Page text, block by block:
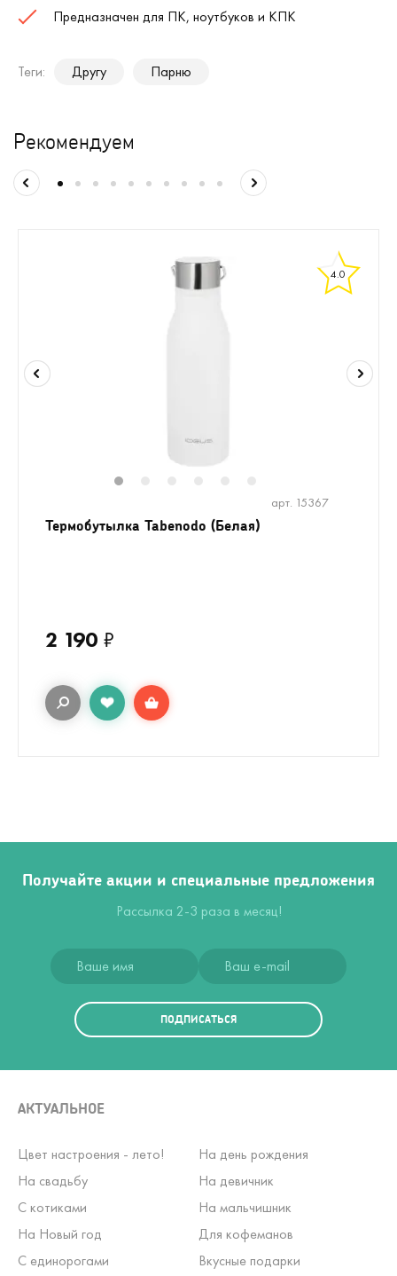
Предназначен для ПК, ноутбуков и КПК
Теги: Другу Парню
Рекомендуем
4.0
арт. 15367
Термобутылка Tabenodo (Белая)
2 190 ₽
Получайте акции и специальные предложения
Рассылка 2-3 раза в месяц!
ПОДПИСАТЬСЯ
АКТУАЛЬНОЕ
Цвет настроения - лето!
На день рождения
На свадьбу
На девичник
С котиками
На мальчишник
На Новый год
Для кофеманов
С единорогами
Вкусные подарки